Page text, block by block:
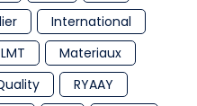
International
LMT
Materiaux
RYAAY